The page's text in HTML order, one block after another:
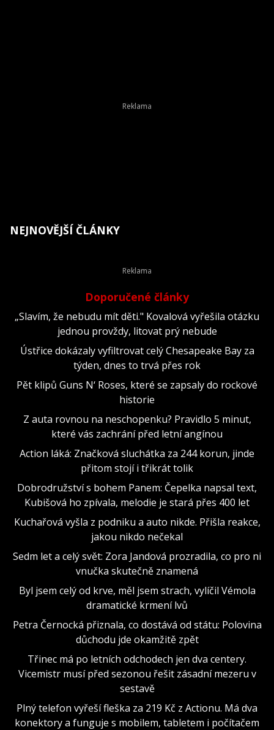
NEJNOVĚJŠÍ ČLÁNKY
Doporučené články
„Slavím, že nebudu mít děti." Kovalová vyřešila otázku
jednou provždy, litovat prý nebude
Ústřice dokázaly vyfiltrovat celý Chesapeake Bay za
týden, dnes to trvá přes rok
Pět klipů Guns N‘ Roses, které se zapsaly do rockové
historie
Z auta rovnou na neschopenku? Pravidlo 5 minut,
které vás zachrání před letní angínou
Action láká: Značková sluchátka za 244 korun, jinde
přitom stojí i třikrát tolik
Dobrodružství s bohem Panem: Čepelka napsal text,
Kubišová ho zpívala, melodie je stará přes 400 let
Kuchařová vyšla z podniku a auto nikde. Přišla reakce,
jakou nikdo nečekal
Sedm let a celý svět: Zora Jandová prozradila, co pro ni
vnučka skutečně znamená
Byl jsem celý od krve, měl jsem strach, vylíčil Vémola
dramatické krmení lvů
Petra Černocká přiznala, co dostává od státu: Polovina
důchodu jde okamžitě zpět
Třinec má po letních odchodech jen dva centery.
Vicemistr musí před sezonou řešit zásadní mezeru v
sestavě
Plný telefon vyřeší fleška za 219 Kč z Actionu. Má dva
konektory a funguje s mobilem, tabletem i počítačem